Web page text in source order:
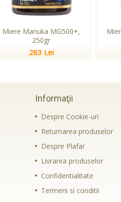
Miere Manuka MG500+,
250gr
283 Lei
Informaţii
Despre Cookie-uri
Returnarea produselor
Despre Plafar
Livrarea produselor
Confidentialitate
Termeni si conditii